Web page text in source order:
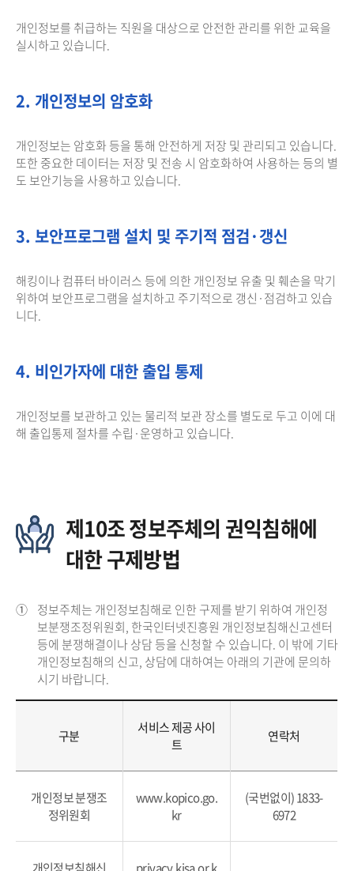
개인정보를 취급하는 직원을 대상으로 안전한 관리를 위한 교육을
실시하고 있습니다.
2. 개인정보의 암호화
개인정보는 암호화 등을 통해 안전하게 저장 및 관리되고 있습니다.
또한 중요한 데이터는 저장 및 전송 시 암호화하여 사용하는 등의 별
도 보안기능을 사용하고 있습니다.
3. 보안프로그램 설치 및 주기적 점검·갱신
해킹이나 컴퓨터 바이러스 등에 의한 개인정보 유출 및 훼손을 막기
위하여 보안프로그램을 설치하고 주기적으로 갱신·점검하고 있습
니다.
4. 비인가자에 대한 출입 통제
개인정보를 보관하고 있는 물리적 보관 장소를 별도로 두고 이에 대
해 출입통제 절차를 수립·운영하고 있습니다.
제10조 정보주체의 권익침해에
대한 구제방법
① 정보주체는 개인정보침해로 인한 구제를 받기 위하여 개인정
보분쟁조정위원회, 한국인터넷진흥원 개인정보침해신고센터
등에 분쟁해결이나 상담 등을 신청할 수 있습니다. 이 밖에 기타
개인정보침해의 신고, 상담에 대하여는 아래의 기관에 문의하
시기 바랍니다.
구분
서비스 제공 사이
트
연락처
개인정보 분쟁조
정위원회
www.kopico.go.
kr
(국번없이) 1833-
6972
개인정보침해신 privacy.kisa.or.k